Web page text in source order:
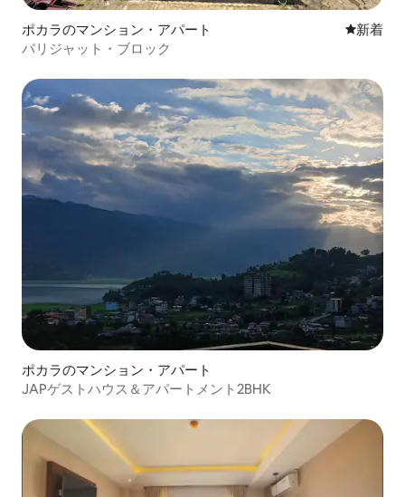
ポカラのマンション・アパート 新しい宿
新着
パリジャット・ブロック
ポカラのマンション・アパート
JAPゲストハウス＆アパートメント2BHK